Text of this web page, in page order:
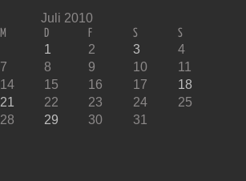
Juli 2010
M D F S S
1 2 3
4
7 8 9 10
11
14 15 16 17
18
21 22 23 24
25
28 29 30
31